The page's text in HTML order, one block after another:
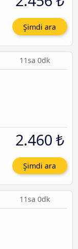
Şimdi ara
11sa 0dk
2.460 ₺
Şimdi ara
11sa 0dk